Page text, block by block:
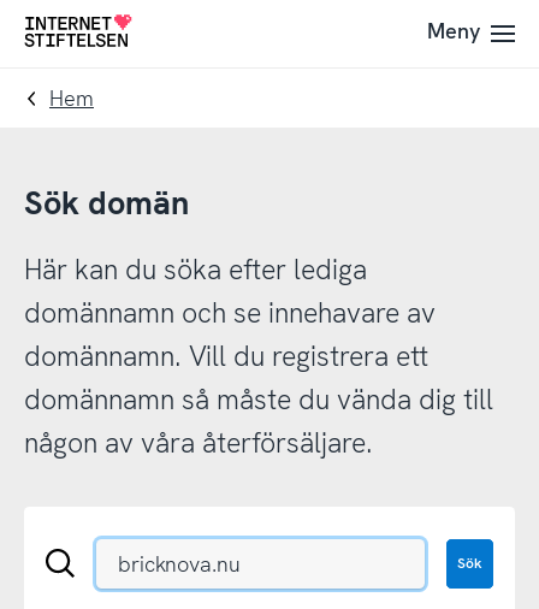
Till
navigering
Till
innehåll
Till
Meny
Hem
Sök domän
Här kan du söka efter lediga
domännamn och se innehavare av
domännamn. Vill du registrera ett
domännamn så måste du vända dig till
någon av våra återförsäljare.
Sök
Sök